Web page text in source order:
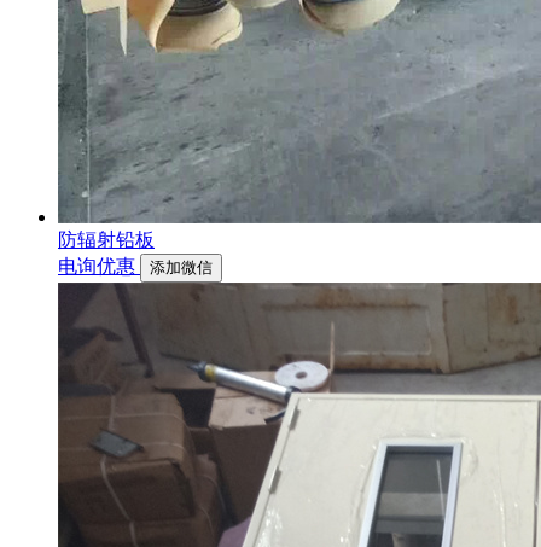
防辐射铅板
电询优惠
添加微信